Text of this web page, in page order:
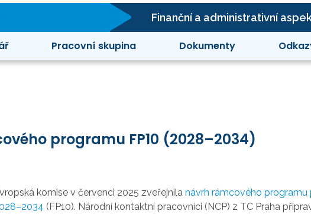
Finanční a administrativní
Pracovní skupina Dokumenty
programu FP10 (2028–2034)
komise v červenci 2025 zveřejnilanávrh rámcového
(FP10). Národní kontaktní pracovníci (NCP) z TC Praha